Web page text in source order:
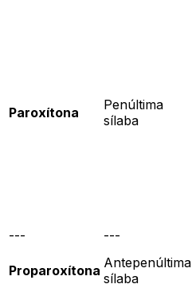
Paroxítona
Penúltima
sílaba
---
---
Proparoxítona Antepenúltima
sílaba